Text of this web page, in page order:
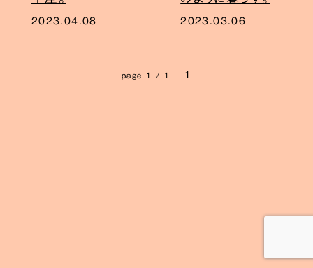
2023.04.08 2023.03.06
page 1 / 1 1